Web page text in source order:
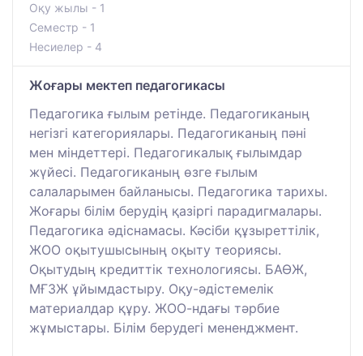
Оқу жылы - 1
Семестр - 1
Несиелер - 4
Жоғары мектеп педагогикасы
Педагогика ғылым ретінде. Педагогиканың
негізгі категориялары. Педагогиканың пәні
мен міндеттері. Педагогикалық ғылымдар
жүйесі. Педагогиканың өзге ғылым
салаларымен байланысы. Педагогика тарихы.
Жоғары білім берудің қазіргі парадигмалары.
Педагогика әдіснамасы. Кәсіби құзыреттілік,
ЖОО оқытушысының оқыту теориясы.
Оқытудың кредиттік технологиясы. БАӨЖ,
МҒЗЖ ұйымдастыру. Оқу-әдістемелік
материалдар құру. ЖОО-ндағы тәрбие
жұмыстары. Білім берудегі мененджмент.